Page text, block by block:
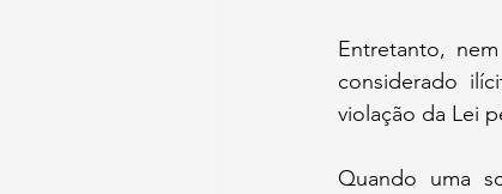
Entretanto,
considerado
violação da Lei
Quando uma